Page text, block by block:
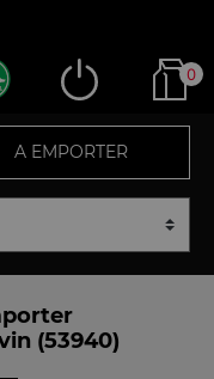
0
A EMPORTER
(53940)